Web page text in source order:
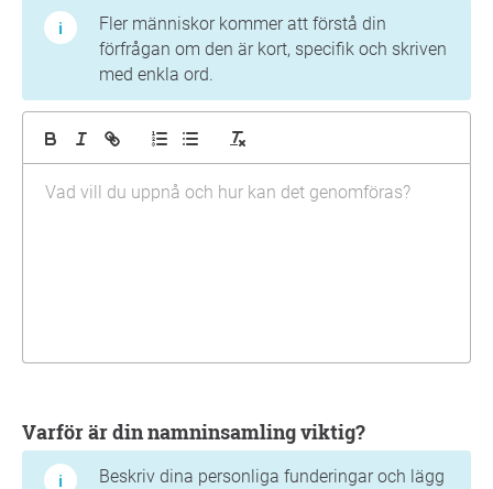
Fler människor kommer att förstå din
förfrågan om den är kort, specifik och skriven
med enkla ord.
Varför är din namninsamling viktig?
Beskriv dina personliga funderingar och lägg